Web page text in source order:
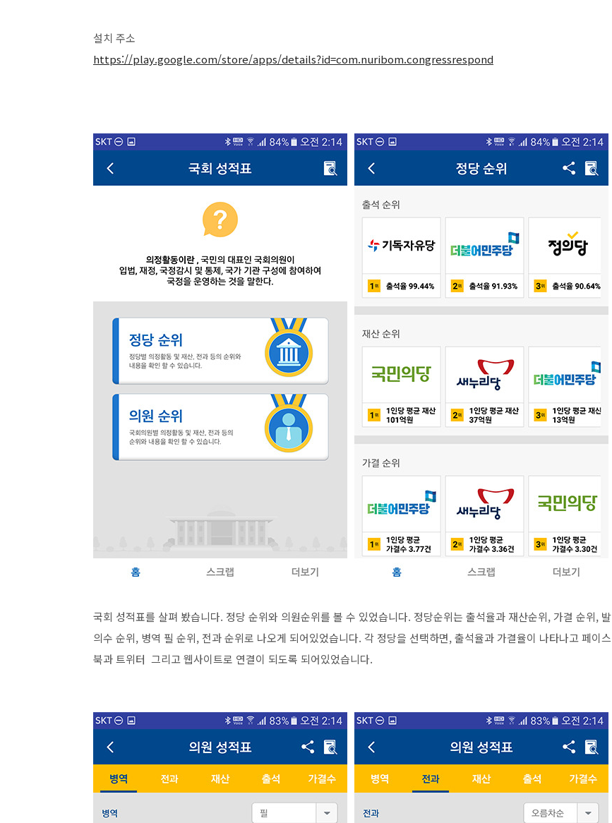
설치 주소
https://play.google.com/store/apps/details?id=com.nuribom.congressrespond
국회 성적표를 살펴 봤습니다. 정당 순위와 의원순위를 볼 수 있었습니다. 정당순위는 출석율과 재산순위, 가결 순위, 발
의수 순위, 병역 필 순위, 전과 순위로 나오게 되어있었습니다. 각 정당을 선택하면, 출석율과 가결율이 나타나고 페이스
북과 트위터 그리고 웹사이트로 연결이 되도록 되어있었습니다.